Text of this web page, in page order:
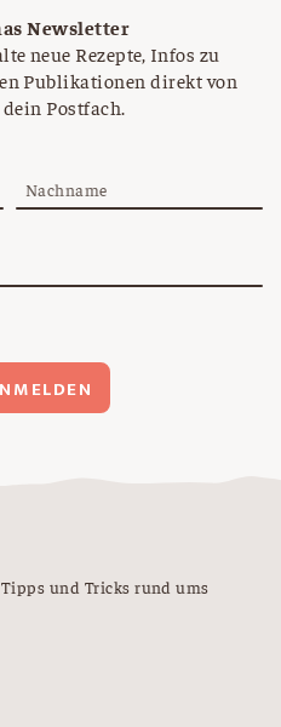
Newsletter
neue Rezepte, Infos zu
Publikationen direkt von
Postfach.
Nachname
und Tricks rund ums